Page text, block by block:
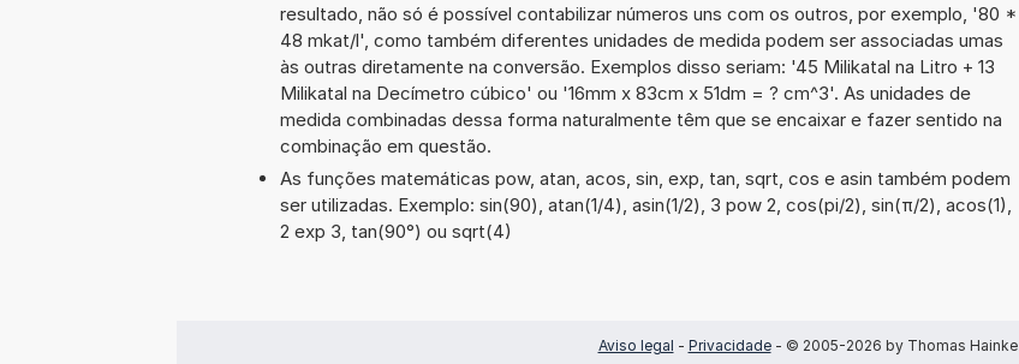
resultado, não só é possível contabilizar números uns com os outros, por exemplo, '80 *
48 mkat/l', como também diferentes unidades de medida podem ser associadas umas
às outras diretamente na conversão. Exemplos disso seriam: '45 Milikatal na Litro + 13
Milikatal na Decímetro cúbico' ou '16mm x 83cm x 51dm = ? cm^3'. As unidades de
medida combinadas dessa forma naturalmente têm que se encaixar e fazer sentido na
combinação em questão.
As funções matemáticas pow, atan, acos, sin, exp, tan, sqrt, cos e asin também podem
ser utilizadas. Exemplo: sin(90), atan(1/4), asin(1/2), 3 pow 2, cos(pi/2), sin(π/2), acos(1),
2 exp 3, tan(90°) ou sqrt(4)
Aviso legal - Privacidade- © 2005-2026 by Thomas Hainke